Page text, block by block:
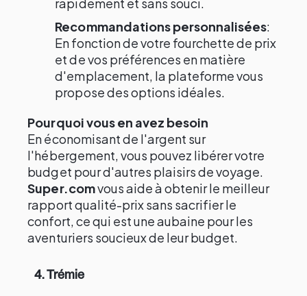
Recommandations personnalisées:
En fonction de votre fourchette de prix
et de vos préférences en matière
d'emplacement, la plateforme vous
propose des options idéales.
Pourquoi vous en avez besoin
En économisant de l'argent sur
l'hébergement, vous pouvez libérer votre
budget pour d'autres plaisirs de voyage.
Super.comvous aide à obtenir le meilleur
rapport qualité-prix sans sacrifier le
confort, ce qui est une aubaine pour les
aventuriers soucieux de leur budget.
4. Trémie